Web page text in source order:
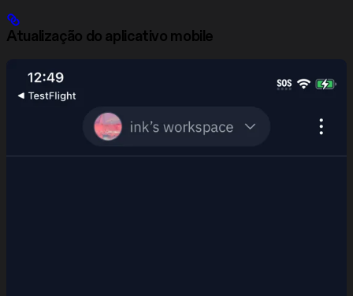
Atualização do aplicativo mobile